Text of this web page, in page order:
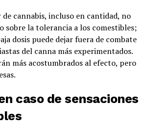
cannabis, incluso en cantidad, no
sobre la tolerancia a los comestibles;
dosis puede dejar fuera de combate
del canna más experimentados.
más acostumbrados al efecto, pero
caso de sensaciones